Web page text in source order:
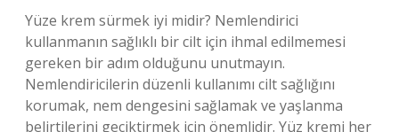
Yüze krem sürmek iyi midir? Nemlendirici
kullanmanın sağlıklı bir cilt için ihmal edilmemesi
gereken bir adım olduğunu unutmayın.
Nemlendiricilerin düzenli kullanımı cilt sağlığını
korumak, nem dengesini sağlamak ve yaşlanma
belirtilerini geciktirmek için önemlidir. Yüz kremi her